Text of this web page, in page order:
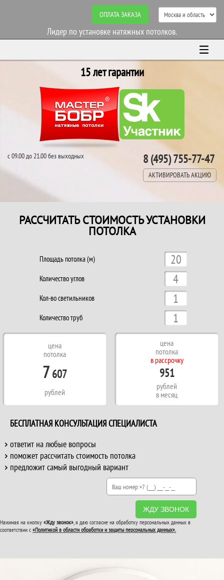
ОПЛАТА ЗАКАЗА
Лидер по установке натяжных потолков.
15 лет гарантии
с 09.00 до 21.00 без выходных 8 (495) 755-77-47
АКТИВИРОВАТЬ АКЦИЮ
РАССЧИТАТЬ СТОИМОСТЬ УСТАНОВКИ
ПОТОЛКА
Площадь потолка (м)
Количество углов
Кол-во светильников
Количество труб
цена
потолка
7 607
рублей
цена
потолка
в рассрочку
951
рублей
в месяц
БЕСПЛАТНАЯ КОНСУЛЬТАЦИЯ СПЕЦИАЛИСТА
ответит на любые вопросы
поможет рассчитать стоимость потолка
предложит самый выгодный вариант
ЖДУ ЗВОНОК
Нажимая на кнопку «Жду звонок», я даю согласие на обработку персональных данных в
соответствии с «Политикой в области обработки и защиты персональных данных».